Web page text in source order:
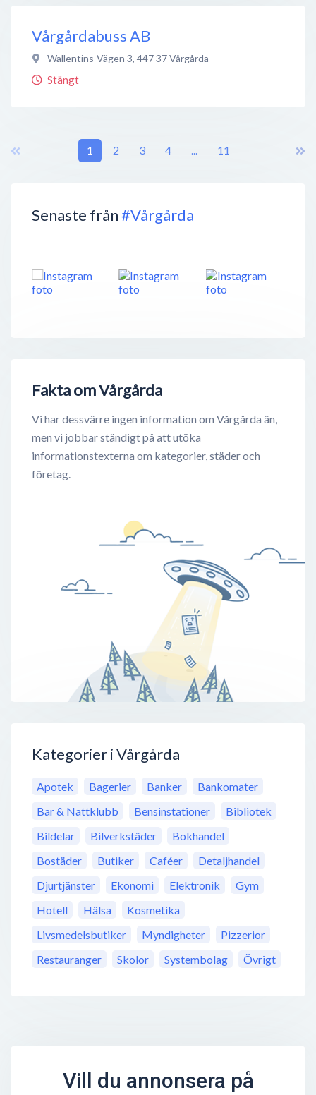
Senaste från#Vårgårda
Fakta om Vårgårda
Vi har dessvärre ingen information om Vårgårda än,
men vi jobbar ständigt på att utöka
informationstexterna om kategorier, städer och
företag.
Kategorier i Vårgårda
Apotek Bagerier Banker
Bankomater
Bar & Nattklubb
Bensinstationer
Bibliotek
Bildelar
Bilverkstäder
Bokhandel
Bostäder
Butiker Caféer
Detaljhandel
Djurtjänster
Ekonomi Elektronik
Gym
Hotell
Hälsa
Kosmetika
Livsmedelsbutiker
Myndigheter
Pizzerior
Restauranger
Skolor Systembolag Övrigt
Vårgårdabuss AB
Wallentins-Vägen 3, 447 37Vårgårda
Stängt
1 2 3 4 ... 11
Vill du annonsera på